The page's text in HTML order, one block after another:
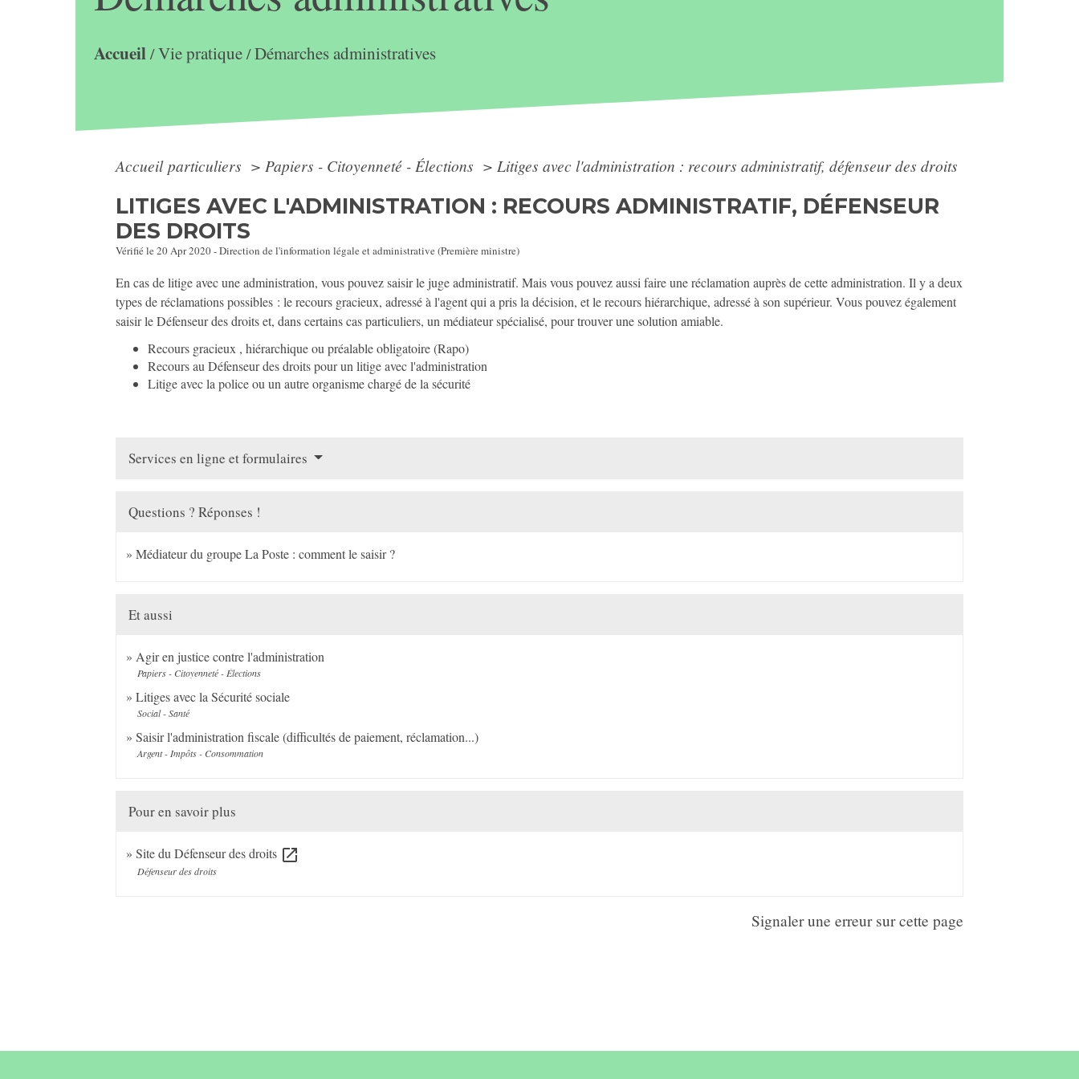
Accueil/Vie pratique/Démarches administratives
Accueil particuliers > Papiers - Citoyenneté - Élections > Litiges avec l'administration : recours administratif, défenseur des droits
LITIGES AVEC L'ADMINISTRATION : RECOURS ADMINISTRATIF, DÉFENSEUR
DES DROITS
Vérifié le 20 Apr 2020 - Direction de l'information légale et administrative (Première ministre)
En cas de litige avec une administration, vous pouvez saisir le juge administratif. Mais vous pouvez aussi faire une réclamation auprès de cette administration. Il y a deux
types de réclamations possibles : le recours gracieux, adressé à l'agent qui a pris la décision, et le recours hiérarchique, adressé à son supérieur. Vous pouvez également
saisir le Défenseur des droits et, dans certains cas particuliers, un médiateur spécialisé, pour trouver une solution amiable.
Recours gracieux , hiérarchique ou préalable obligatoire (Rapo)
Recours au Défenseur des droits pour un litige avec l'administration
Litige avec la police ou un autre organisme chargé de la sécurité
Services en ligne et formulaires
Questions ? Réponses !
Médiateur du groupe La Poste : comment le saisir ?
Et aussi
Agir en justice contre l'administration
Papiers - Citoyenneté - Élections
Litiges avec la Sécurité sociale
Social - Santé
Saisir l'administration fiscale (difficultés de paiement, réclamation...)
Argent - Impôts - Consommation
Pour en savoir plus
Site du Défenseur des droits open_in_new
Défenseur des droits
Signaler une erreur sur cette page